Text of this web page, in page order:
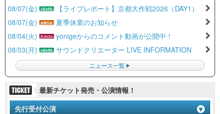
08/07(金)
【ライブレポート】京都大作戦2026（DAY1）
08/07(金)
夏季休業のお知らせ
08/04(火)
yonigeからのコメント動画が公開中！
08/03(月)
サウンドクリエーター LIVE INFORMATION
ニュース一覧
最新チケット発売・公演情報！
先行受付公演